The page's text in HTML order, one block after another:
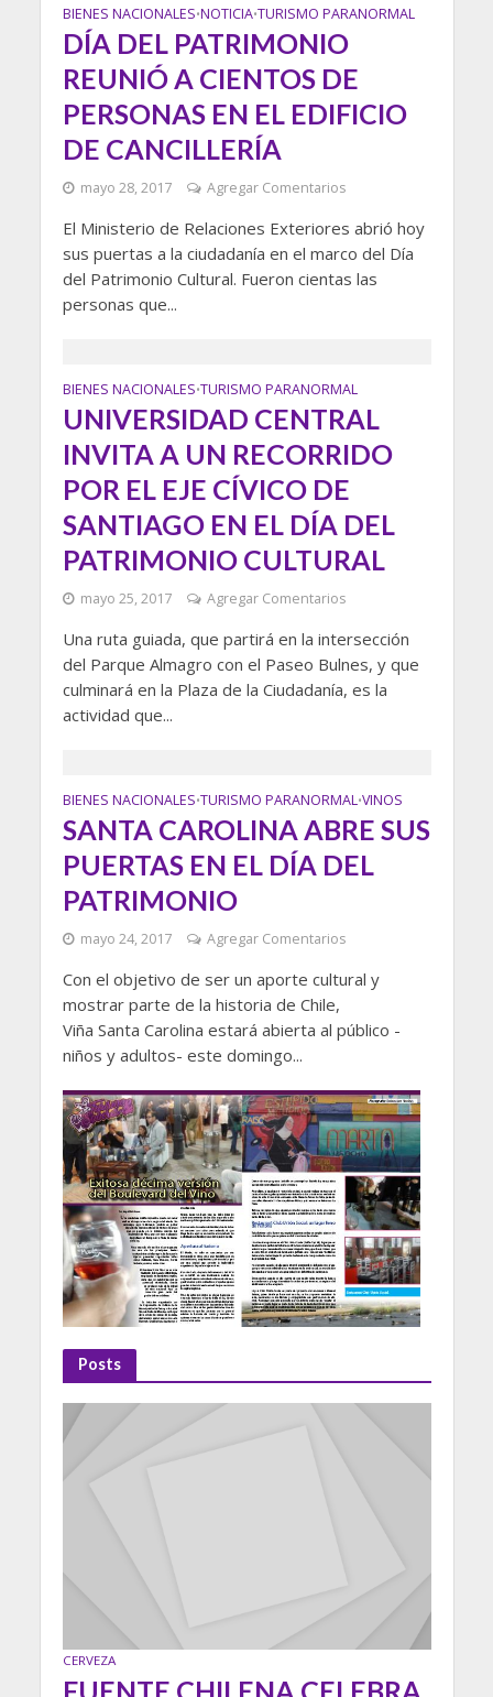
BIENES NACIONALES•NOTICIA•TURISMO PARANORMAL
DÍA DEL PATRIMONIO
REUNIÓ A CIENTOS DE
PERSONAS EN EL EDIFICIO
DE CANCILLERÍA
mayo 28, 2017 Agregar Comentarios
El Ministerio de Relaciones Exteriores abrió hoy
sus puertas a la ciudadanía en el marco del Día
del Patrimonio Cultural. Fueron cientas las
personas que...
BIENES NACIONALES•TURISMO PARANORMAL
UNIVERSIDAD CENTRAL
INVITA A UN RECORRIDO
POR EL EJE CÍVICO DE
SANTIAGO EN EL DÍA DEL
PATRIMONIO CULTURAL
mayo 25, 2017 Agregar Comentarios
Una ruta guiada, que partirá en la intersección
del Parque Almagro con el Paseo Bulnes, y que
culminará en la Plaza de la Ciudadanía, es la
actividad que...
BIENES NACIONALES•TURISMO PARANORMAL•VINOS
SANTA CAROLINA ABRE SUS
PUERTAS EN EL DÍA DEL
PATRIMONIO
mayo 24, 2017 Agregar Comentarios
Con el objetivo de ser un aporte cultural y
mostrar parte de la historia de Chile,
Viña Santa Carolina estará abierta al público -
niños y adultos- este domingo...
Posts
CERVEZA
FUENTE CHILENA CELEBRA